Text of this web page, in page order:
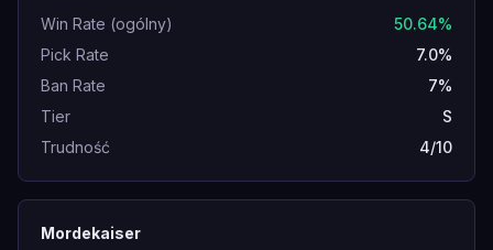
Win Rate (ogólny)
50.64%
Pick Rate
7.0%
Ban Rate
7%
Tier
S
Trudność
4/10
Mordekaiser